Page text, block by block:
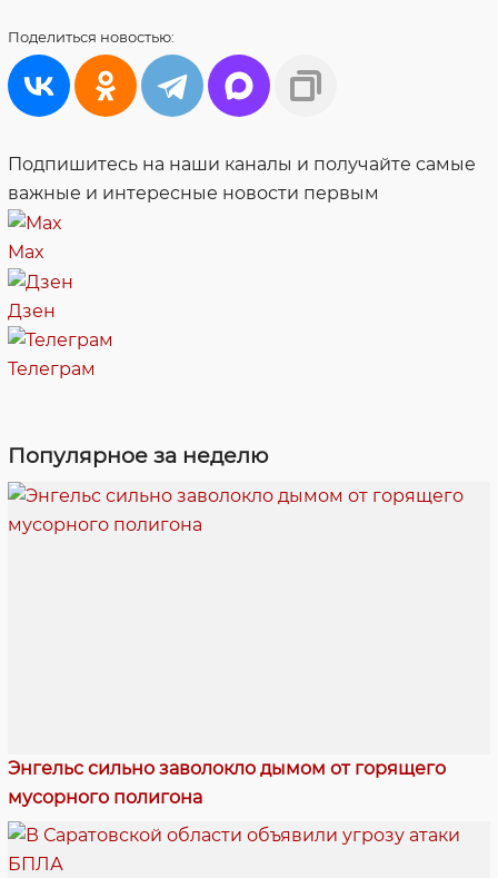
Поделиться новостью:
Подпишитесь на наши каналы и получайте самые
важные и интересные новости первым
Max
Дзен
Телеграм
Популярное за неделю
Энгельс сильно заволокло дымом от горящего
мусорного полигона